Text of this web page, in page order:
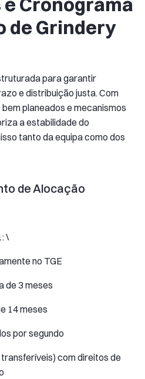
Cronograma
de Grindery
para garantir
e distribuição justa. Com
planeados e mecanismos
a estabilidade do
tanto da equipa como dos
de Alocação
\
no TGE
de 3 meses
14 meses
por segundo
com direitos de